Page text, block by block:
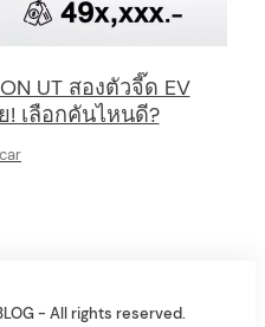
UT สองตัวจี๊ด EV
เลือกคันไหนดี?
- All rights reserved.